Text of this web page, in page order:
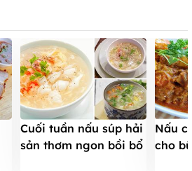
Cuối tuần nấu súp hải
sản thơm ngon bồi bổ
Nấu
cho